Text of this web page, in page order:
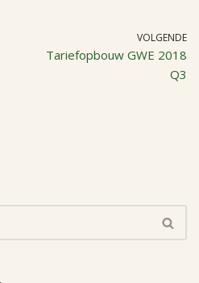
VOLGENDE
Tariefopbouw GWE 2018
Q3